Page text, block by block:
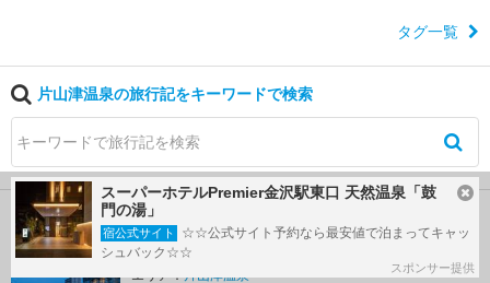
タグ一覧
片山津温泉の旅行記をキーワードで検索
片山津温泉の人気ホテルランキング
1 大江戸温泉物語 Premium 加賀まるや
エリア：片山津温泉
スーパーホテルPremier金沢駅東口 天然温泉「鼓
門の湯」
宿公式サイト
☆☆公式サイト予約なら最安値で泊まってキャッ
シュバック☆☆
スポンサー提供